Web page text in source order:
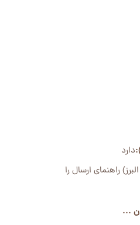
دارد
راهنمای ارسال را
...